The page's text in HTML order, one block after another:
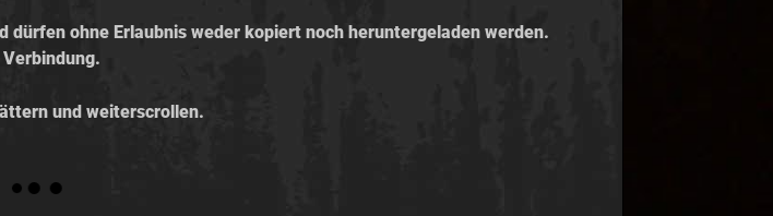
dürfen ohne Erlaubnis weder kopiert noch heruntergeladen werden.
und weiterscrollen.